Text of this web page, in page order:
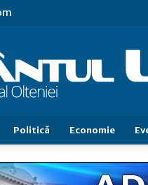
Politică Economie